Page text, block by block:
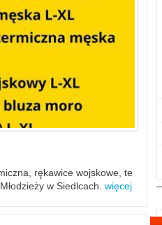
rękawice wojskowe, te
w Siedlcach. więcej